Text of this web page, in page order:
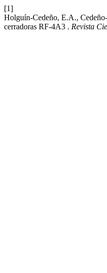
[1]
Holguín-Cedeño, E.A.,
cerradoras RF-4A3 . Revista